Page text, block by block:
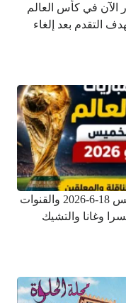
الآن في كأس العالم
التقدم بعد إلغاء
جدول مباريات كأس العالم اليوم الخميس 18-6-2026 والقنوات
وغانا والتشيك